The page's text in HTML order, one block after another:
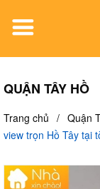
QUẬN TÂY HỒ
Trang chủ / Quận
view trọn Hồ Tây tại